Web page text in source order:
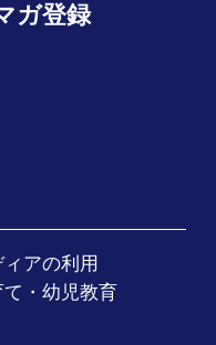
ガ登録
ィアの利用
て・幼児教育